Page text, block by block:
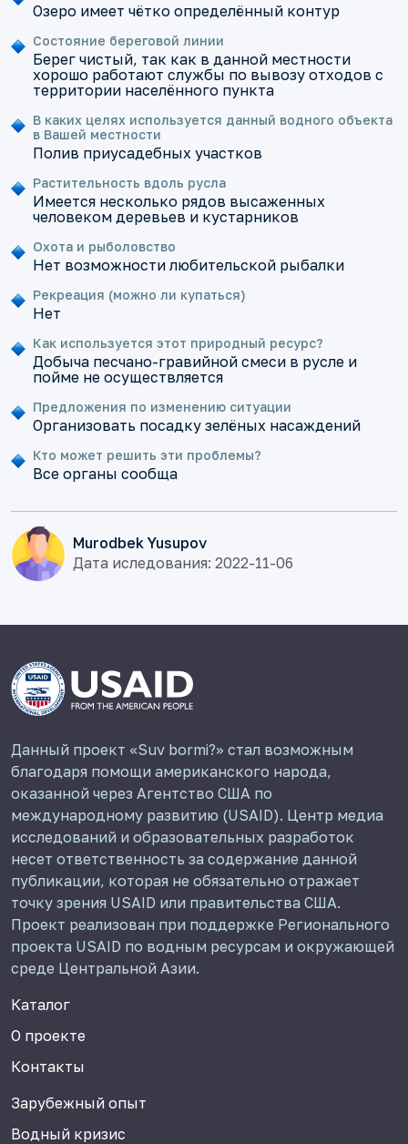
Озеро имеет чётко определённый контур
Состояние береговой линии
Берег чистый, так как в данной местности
хорошо работают службы по вывозу отходов с
территории населённого пункта
В каких целях используется данный водного объекта
в Вашей местности
Полив приусадебных участков
Растительность вдоль русла
Имеется несколько рядов высаженных
человеком деревьев и кустарников
Охота и рыболовство
Нет возможности любительской рыбалки
Рекреация (можно ли купаться)
Нет
Как используется этот природный ресурс?
Добыча песчано-гравийной смеси в русле и
пойме не осуществляется
Предложения по изменению ситуации
Организовать посадку зелёных насаждений
Кто может решить эти проблемы?
Все органы сообща
Murodbek Yusupov
Дата иследования: 2022-11-06
Данный проект «Suv bormi?» стал возможным
благодаря помощи американского народа,
оказанной через Агентство США по
международному развитию (USAID). Центр медиа
исследований и образовательных разработок
несет ответственность за содержание данной
публикации, которая не обязательно отражает
точку зрения USAID или правительства США.
Проект реализован при поддержке Регионального
проекта USAID по водным ресурсам и окружающей
среде Центральной Азии.
Каталог
О проекте
Контакты
Зарубежный опыт
Водный кризис